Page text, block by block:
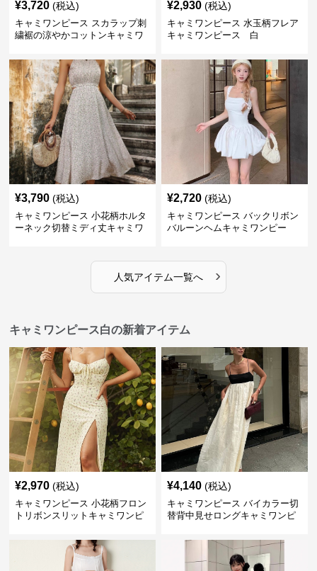
¥3,720 (税込)
キャミワンピース スカラップ刺
繍裾の涼やかコットンキャミワ
¥2,930 (税込)
キャミワンピース 水玉柄フレア
キャミワンピース 白
¥3,790 (税込)
キャミワンピース 小花柄ホルタ
ーネック切替ミディ丈キャミワ
¥2,720 (税込)
キャミワンピース バックリボン
バルーンヘムキャミワンピー
人気アイテム一覧へ ›
キャミワンピース白の新着アイテム
¥2,970 (税込)
キャミワンピース 小花柄フロン
トリボンスリットキャミワンピ
¥4,140 (税込)
キャミワンピース バイカラー切
替背中見せロングキャミワンピ